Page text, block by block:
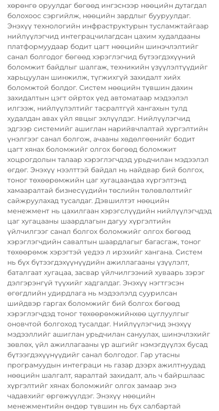
хөрөнгө оруулдаг бөгөөд ингэснээр нөөцийн дутагдал
болохоос сэргийлж, нөөцийн зардлыг бууруулдаг.
Энэхүү технологийн инфраструктурын тусламжтайгаар
нийлүүлэгчид интеграцчилагдсан цахим худалдааны
платформуудаар бодит цагт нөөцийн шинэчлэлтийг
санал болгодог бөгөөд хэрэглэгчид бүтээгдэхүүний
боломжит байдлыг шалгаж, техникийн үзүүлэлтүүдийг
харьцуулан шинжилж, түгжихгүй захидалт хийх
боломжтой болдог. Систем нөөцийн түвшин дахин
захидалтын цэгт ойртох үед автоматаар мэдээлэл
илгээж, нийлүүлэлтийг тасралтгүй хангахын тулд
худалдан авах үйл явцыг эхлүүлдэг. Нийлүүлэгчид
эдгээр системийг ашиглан нарийвчлалтай хүргэлтийн
үнэлгээг санал болгож, ачааны хөдөлгөөнийг бодит
цагт хянах боломжийг олгох бөгөөд боломжит
хоцрогдолын талаар хэрэглэгчдэд урьдчилан мэдээлэл
өгдөг. Энэхүү нээлттэй байдал нь найдвар бий болгох,
тоног төхөөрөмжийн цаг хугацаандаа хүргэлтэнд
хамааралтай бизнесүүдийн төслийн төлөвлөлтийг
сайжруулахад тусалдаг. Дэвшилтэт нөөцийн
менежмент нь цахилгаан хэрэгслүүдийн нийлүүлэгчдэд
цаг хугацааны шаардлагын дагуу хүргэлтийн
үйлчилгээг санал болгох боломжийг олгох бөгөөд
хэрэглэгчдийн савалтын шаардлагыг багасгаж, тоног
төхөөрөмж хэрэгтэй үедээ л ирэхийг хангана. Систем
нь бүх бүтээгдэхүүнүүдийн ажиллагааны үзүүлэлт,
баталгаат хугацаа, засвар үйлчилгээний хуваарь зэрэг
дэлгэрэнгүй түүхийг хадгалдаг. Энэхүү нэгтгэсэн
өгөгдлийн удирдлага нь мэдээлэлд суурилсан
шийдвэр гаргах боломжийг бий болгох бөгөөд
хэрэглэгчдэд тоног төхөөрөмжийнхөө цуглуулгыг
оновчтой болгоход тусалдаг. Нийлүүлэгчид энэхүү
мэдээллийг ашиглан урьдчилан сануулах, шинэчлэхийг
зөвлөх, үйл ажиллагааны үр ашгийг нэмэгдүүлэх бусад
бүтээгдэхүүнүүдийг санал болгодог. Гар утасны
програмуудын интеграци нь газар дээрх ажилтнуудад
нөөцийн шалгалт, яаралтай захидалт, аль ч байршлаас
хүргэлтийг хянах боломжийг олгох замаар энэ
чадавхийг өргөжүүлдэг. Энэхүү нөөцийн
менежментийн өндөр түвшин нь бүх салбартай